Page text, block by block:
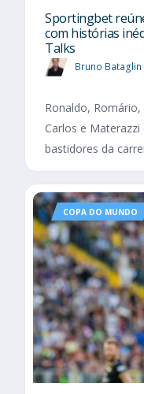
Sportingbet
com histórias
Talks
Bruno Bataglin
Ronaldo,
Carlos e
bastidores da
COPA DO MUNDO